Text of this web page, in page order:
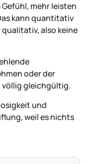
mehr leisten
kann quantitativ
also keine
oder der
völlig gleichgültig.
und
weil es nichts